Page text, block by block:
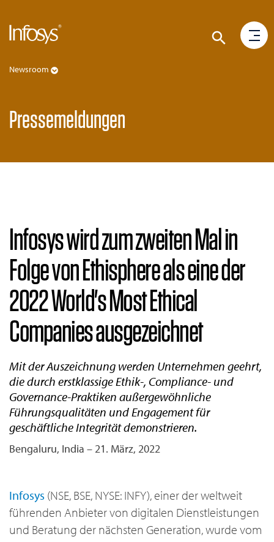
Newsroom
Pressemeldungen
Infosys wird zum zweiten Mal in
Folge von Ethisphere als eine der
2022 World's Most Ethical
Companies ausgezeichnet
Mit der Auszeichnung werden Unternehmen geehrt,
die durch erstklassige Ethik-, Compliance- und
Governance-Praktiken außergewöhnliche
Führungsqualitäten und Engagement für
geschäftliche Integrität demonstrieren.
Bengaluru, India – 21. März, 2022
Infosys (NSE, BSE, NYSE: INFY), einer der weltweit
führenden Anbieter von digitalen Dienstleistungen
und Beratung der nächsten Generation, wurde vom